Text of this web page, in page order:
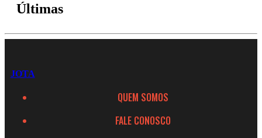
Últimas
JOTA
QUEM SOMOS
FALE CONOSCO